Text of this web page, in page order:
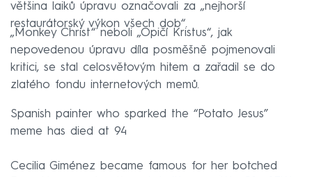
většina laiků úpravu označovali za „nejhorší
restaurátorský výkon všech dob“.
„Monkey Christ“ neboli „Opičí Kristus“, jak
nepovedenou úpravu díla posměšně pojmenovali
kritici, se stal celosvětovým hitem a zařadil se do
zlatého fondu internetových memů.
Spanish painter who sparked the “Potato Jesus”
meme has died at 94
Cecilia Giménez became famous for her botched